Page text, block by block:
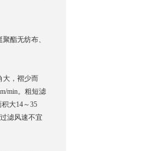
酯无纺布、
大，褶少而
min。粗短滤
大14～35
滤风速不宜